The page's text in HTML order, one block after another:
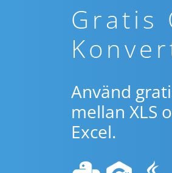
Gratis
Använd
mellan XLS
Excel.